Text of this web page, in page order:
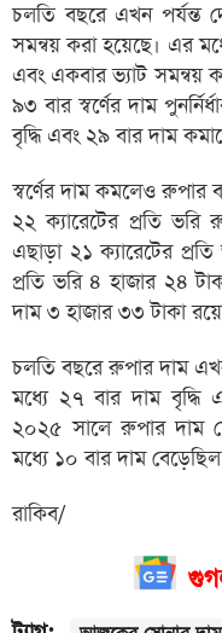
চলতি বছরে এখন পর্যন্ত
সমন্বয় করা হয়েছে। এর
এবং একবার ভ্যাট সমন্বয়
৯৩ বার স্বর্ণের দাম
বৃদ্ধি এবং ২৯ বার দাম
স্বর্ণের দাম কমলেও রুপার
২২ ক্যারেটের প্রতি ভরি
এছাড়া ২১ ক্যারেটের
প্রতি ভরি ৪ হাজার ২৪
দাম ৩ হাজার ৩৩ টাকা
চলতি বছরে রুপার দাম
মধ্যে ২৭ বার দাম
২০২৫ সালে রুপার দাম
মধ্যে ১০ বার দাম
রাকিব/